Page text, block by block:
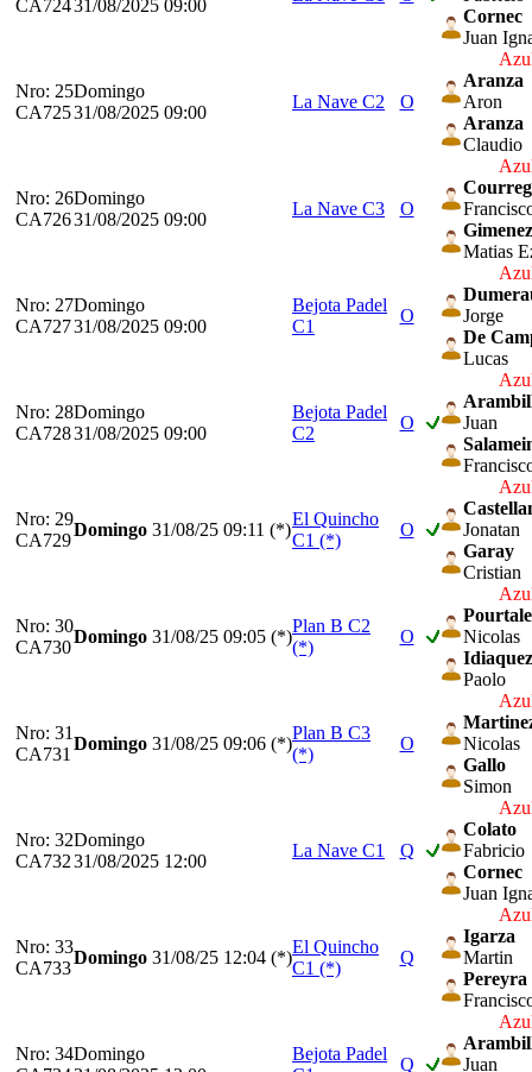
CA72431/08/2025 09:00
Cornec
Juan
Nro: 25
CA725
Domingo
31/08/2025 09:00
La Nave C2 O
Aranza
Aron
Aranza
Claudio
Nro: 26
CA726
Domingo
31/08/2025 09:00
La Nave C3 O
Gimenez
Matias
Nro: 27
CA727
Domingo
31/08/2025 09:00
Bejota Padel
C1
O
Jorge
De
Lucas
Nro: 28
CA728
Domingo
31/08/2025 09:00
Bejota Padel
C2
O
Juan
Nro: 29
CA729
Domingo 31/08/25 09:11 (*)
El Quincho
C1 (*)
O
Jonatan
Garay
Cristian
Nro: 30
CA730
Domingo 31/08/25 09:05 (*)
Plan B C2
(*)
O
Pourtale
Nicolas
Idiaquez
Paolo
Nro: 31
CA731
Domingo 31/08/25 09:06 (*)
Plan B C3
(*)
O
Nicolas
Gallo
Simon
Nro: 32
CA732
Domingo
31/08/2025 12:00
La Nave C1 Q
Colato
Fabricio
Cornec
Juan
Nro: 33
CA733
Domingo 31/08/25 12:04 (*)
El Quincho
C1 (*)
Q
Igarza
Martin
Pereyra
Nro: 34Domingo
Bejota Padel
Q
Juan